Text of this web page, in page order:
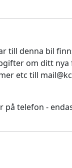
till denna bil
om ditt
etc till
på telefon -